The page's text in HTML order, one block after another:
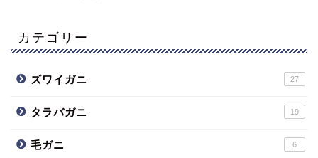
カテゴリー
ズワイガニ 27
タラバガニ 19
毛ガニ 6